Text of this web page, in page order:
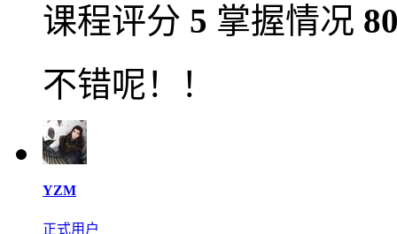
课程评分 5 掌握情况
不错呢！！
YZM
正式用户